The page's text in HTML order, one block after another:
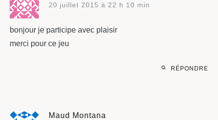
20 juillet 2015 à 22 h 10 min
bonjour je participe avec plaisir
merci pour ce jeu
RÉPONDRE
Maud Montana